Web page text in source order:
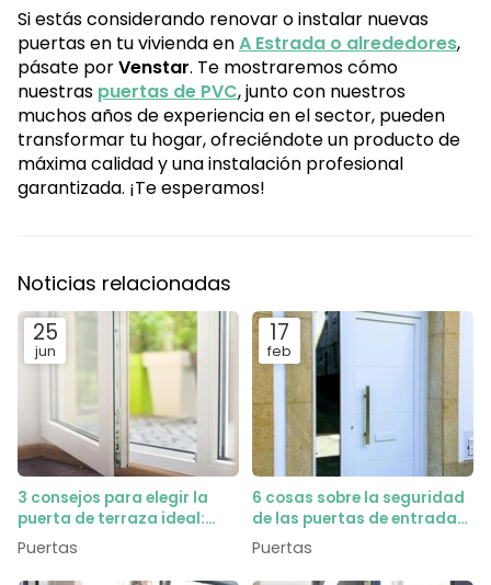
Si estás considerando renovar o instalar nuevas
puertas en tu vivienda enA Estrada o alrededores,
pásate porVenstar. Te mostraremos cómo
nuestras puertas de PVC, junto con nuestros
muchos años de experiencia en el sector, pueden
transformar tu hogar, ofreciéndote un producto de
máxima calidad y una instalación profesional
garantizada. ¡Te esperamos!
Noticias relacionadas
25
jun
3 consejos para elegir la
puerta de terraza ideal:
¿abatible o corredera?
Puertas
17
feb
6 cosas sobre la seguridad
de las puertas de entrada
de PVC que te darán
tranquilidad
Puertas